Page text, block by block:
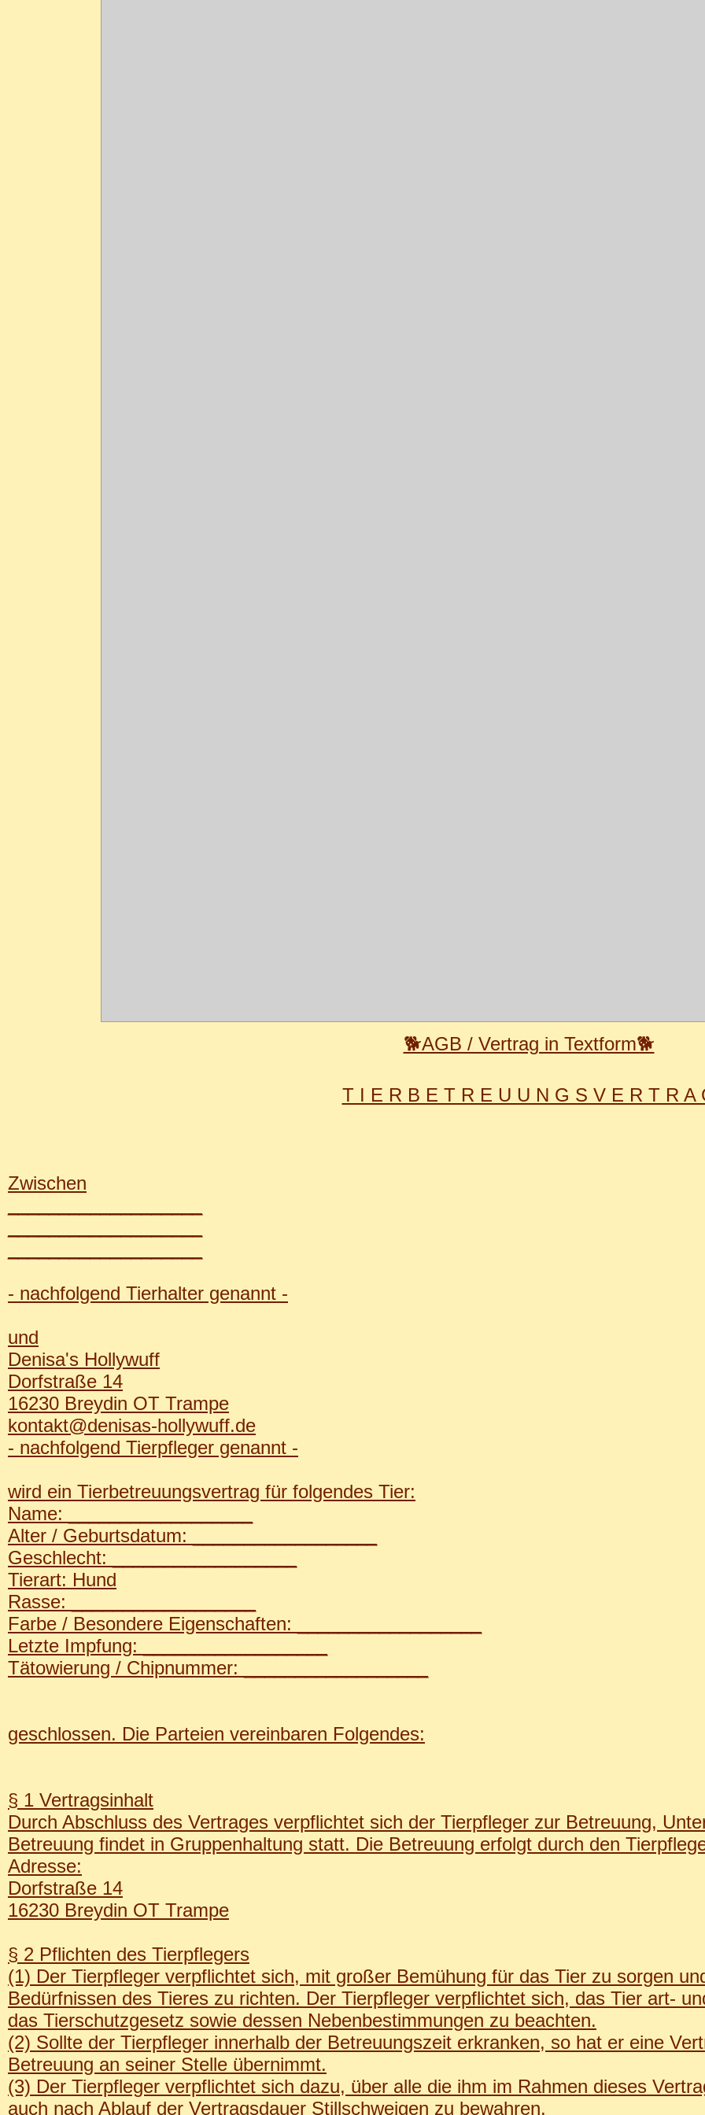
🐕AGB / Vertrag in Textform🐕
T I E R B E T R E U U N G S V E R T R A
Zwischen
- nachfolgend Tierhalter genannt -
und
Denisa's Hollywuff
Dorfstraße 14
16230 Breydin OT Trampe
kontakt@denisas-hollywuff.de
- nachfolgend Tierpfleger genannt -
wird ein Tierbetreuungsvertrag für folgendes Tier:
Name: __________________
Alter / Geburtsdatum: __________________
Geschlecht: __________________
Tierart: Hund
Rasse: __________________
Farbe / Besondere Eigenschaften: __________________
Letzte Impfung: __________________
Tätowierung / Chipnummer: __________________
geschlossen. Die Parteien vereinbaren Folgendes:
§ 1 Vertragsinhalt
Durch Abschluss des Vertrages verpflichtet sich der Tierpfleger zur Betreuung,
Betreuung findet in Gruppenhaltung statt. Die Betreuung erfolgt durch den
Adresse:
Dorfstraße 14
16230 Breydin OT Trampe
§ 2 Pflichten des Tierpflegers
(1) Der Tierpfleger verpflichtet sich, mit großer Bemühung für das Tier zu sorgen
Bedürfnissen des Tieres zu richten. Der Tierpfleger verpflichtet sich, das Tier art-
das Tierschutzgesetz sowie dessen Nebenbestimmungen zu beachten.
(2) Sollte der Tierpfleger innerhalb der Betreuungszeit erkranken, so hat er eine
Betreuung an seiner Stelle übernimmt.
(3) Der Tierpfleger verpflichtet sich dazu, über alle die ihm im Rahmen dieses
auch nach Ablauf der Vertragsdauer Stillschweigen zu bewahren.